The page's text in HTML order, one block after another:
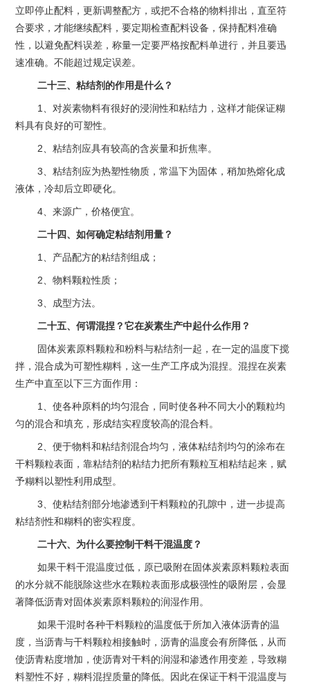
立即停止配料，更新调整配方，或把不合格的物料排出，直至符
合要求，才能继续配料，要定期检查配料设备，保持配料准确
性，以避免配料误差，称量一定要严格按配料单进行，并且要迅
速准确。不能超过规定误差。
二十三、粘结剂的作用是什么？
1、对炭素物料有很好的浸润性和粘结力，这样才能保证糊
料具有良好的可塑性。
2、粘结剂应具有较高的含炭量和折焦率。
3、粘结剂应为热塑性物质，常温下为固体，稍加热熔化成
液体，冷却后立即硬化。
4、来源广，价格便宜。
二十四、如何确定粘结剂用量？
1、产品配方的粘结剂组成；
2、物料颗粒性质；
3、成型方法。
二十五、何谓混捏？它在炭素生产中起什么作用？
固体炭素原料颗粒和粉料与粘结剂一起，在一定的温度下搅
拌，混合成为可塑性糊料，这一生产工序成为混捏。混捏在炭素
生产中直至以下三方面作用：
1、使各种原料的均匀混合，同时使各种不同大小的颗粒均
匀的混合和填充，形成结实程度较高的混合料。
2、便于物料和粘结剂混合均匀，液体粘结剂均匀的涂布在
干料颗粒表面，靠粘结剂的粘结力把所有颗粒互相粘结起来，赋
予糊料以塑性利用成型。
3、使粘结剂部分地渗透到干料颗粒的孔隙中，进一步提高
粘结剂性和糊料的密实程度。
二十六、为什么要控制干料干混温度？
如果干料干混温度过低，原已吸附在固体炭素原料颗粒表面
的水分就不能脱除这些水在颗粒表面形成极强性的吸附层，会显
著降低沥青对固体炭素原料颗粒的润湿作用。
如果干混时各种干料颗粒的温度低于所加入液体沥青的温
度，当沥青与干料颗粒相接触时，沥青的温度会有所降低，从而
使沥青粘度增加，使沥青对干料的润湿和渗透作用变差，导致糊
料塑性不好，糊料混捏质量的降低。因此在保证干料干混温度与